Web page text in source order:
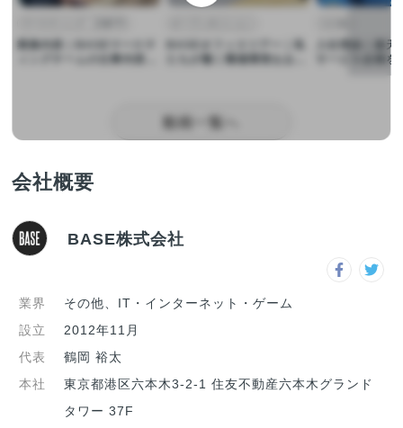
入社理由｜楽
サービス企画
が、BASEに入
会社概要
BASE株式会社
業界
その他、IT・インターネット・ゲーム
設立
2012年11月
代表
鶴岡 裕太
本社
東京都港区六本木3-2-1 住友不動産六本木グランド
タワー 37F